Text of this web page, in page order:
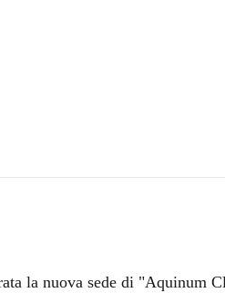
la nuova sede di "Aquinum